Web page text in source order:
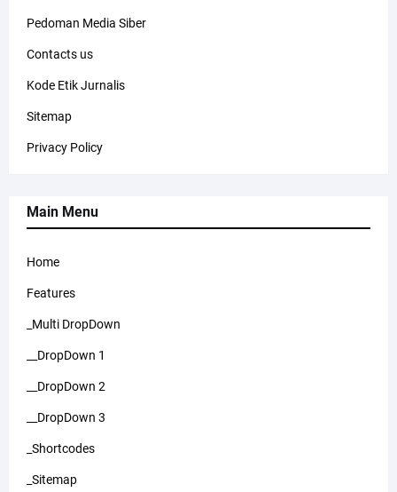
Pedoman Media Siber
Contacts us
Kode Etik Jurnalis
Sitemap
Privacy Policy
Main Menu
Home
Features
_Multi DropDown
__DropDown 1
__DropDown 2
__DropDown 3
_Shortcodes
_Sitemap